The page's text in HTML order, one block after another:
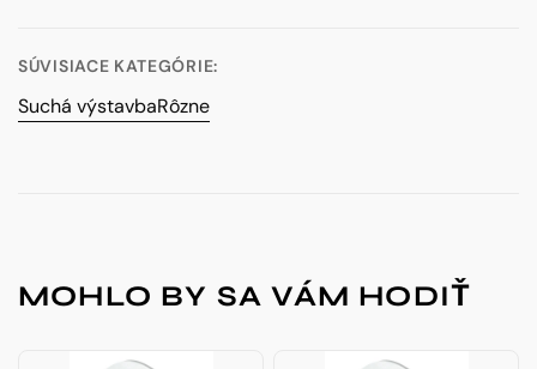
SÚVISIACE KATEGÓRIE:
Suchá výstavbaRôzne
MOHLO BY SA VÁM HODIŤ